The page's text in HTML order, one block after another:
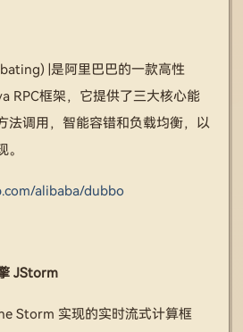
|是阿里巴巴的一款高性
RPC框架，它提供了三大核心能
法调用，智能容错和负载均衡，以
alibaba/dubbo
JStorm
Storm 实现的实时流式计算框